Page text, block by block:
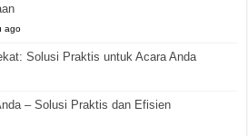
ago
Solusi Praktis untuk Acara Anda
– Solusi Praktis dan Efisien